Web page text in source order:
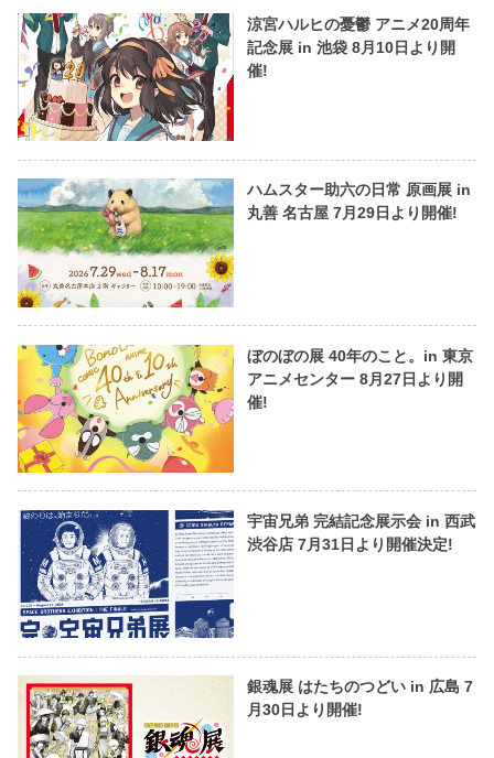
涼宮ハルヒの憂鬱 アニメ20周年
記念展 in 池袋 8月10日より開
催!
ハムスター助六の日常 原画展 in
丸善 名古屋 7月29日より開催!
ぼのぼの展 40年のこと。in 東京
アニメセンター 8月27日より開
催!
宇宙兄弟 完結記念展示会 in 西武
渋谷店 7月31日より開催決定!
銀魂展 はたちのつどい in 広島 7
月30日より開催!